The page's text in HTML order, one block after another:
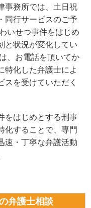
事務所では、土日祝
同行サービスのご予
いせつ事件をはじめ
と状況が変化してい
、お電話を頂いてか
特化した弁護士によ
を受けていただく
をはじめとする刑事
化することで、専門
速・丁寧な弁護活動
弁護士相談